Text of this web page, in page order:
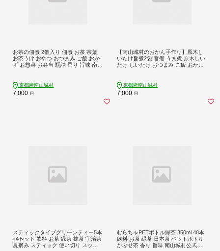
お茶の佃煮 2個入り 佃煮 お茶 茶葉
お茶うけ おやつ おつまみ ご飯 おか
ず お惣菜 お弁当 瓶詰 香り 旨味 南山
京都府南山城村
7,000 円
【南山城村のおかん手作り】原木し
いたけ旨煮2袋 旨煮 うま煮 原木しい
たけ しいたけ おつまみ ご飯 おかず
京都府南山城村
7,000 円
スティックタイプグリーンティー5本
×4セット 飲料 お茶 緑茶 抹茶 宇治茶
夏摘み スティック 使い切り スッキ
むらちゃPETボトル緑茶 350ml 48本
飲料 お茶 緑茶 日本茶 ペットボトル
かぶせ茶 香り 旨味 南山城村公式飲